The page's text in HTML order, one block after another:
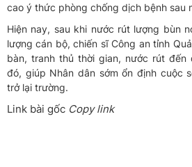
cao ý thức phòng chống dịch bệnh sau
Hiện nay, sau khi nước rút lượng bùn
lượng cán bộ, chiến sĩ Công an tỉnh
bàn, tranh thủ thời gian, nước rút đến
đó, giúp Nhân dân sớm ổn định cuộc
trở lại trường.
Link bài gốc Copy link